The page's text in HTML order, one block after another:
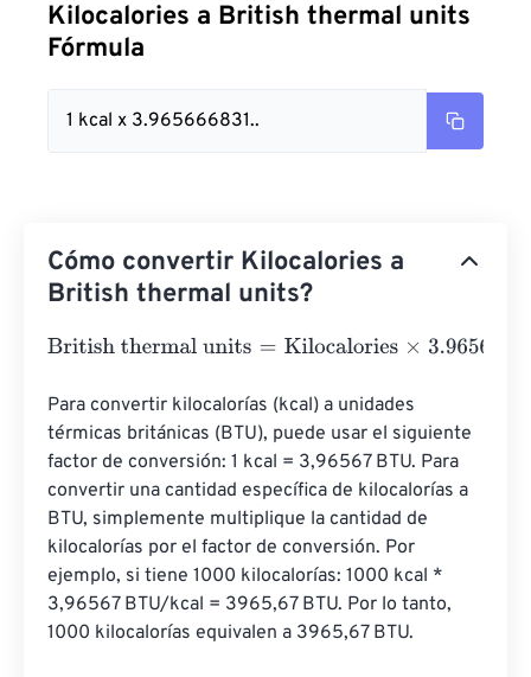
Kilocalories a British thermal units
Fórmula
1 kcal x 3.965666831..
Cómo convertir Kilocalories a
British thermal units?
British thermal units=Kilocalories×3.9656668314
Para convertir kilocalorías (kcal) a unidades
térmicas británicas (BTU), puede usar el siguiente
factor de conversión: 1 kcal = 3,96567 BTU. Para
convertir una cantidad específica de kilocalorías a
BTU, simplemente multiplique la cantidad de
kilocalorías por el factor de conversión. Por
ejemplo, si tiene 1000 kilocalorías: 1000 kcal *
3,96567 BTU/kcal = 3965,67 BTU. Por lo tanto,
1000 kilocalorías equivalen a 3965,67 BTU.